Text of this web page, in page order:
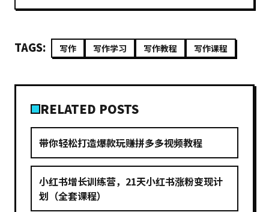
TAGS: 写作 写作学习 写作教程 写作课程
RELATED POSTS
带你轻松打造爆款玩赚拼多多视频教程
小红书增长训练营，21天小红书涨粉变现计
划（全套课程）